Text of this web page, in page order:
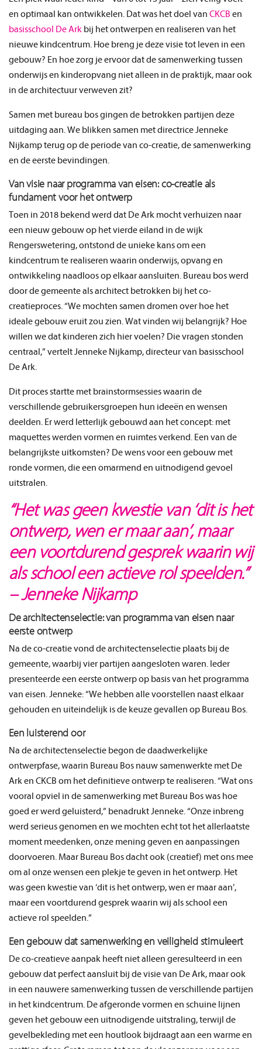
en optimaal kan ontwikkelen. Dat was het doel van CKCB en
basisschool De Ark bij het ontwerpen en realiseren van het
nieuwe kindcentrum. Hoe breng je deze visie tot leven in een
gebouw? En hoe zorg je ervoor dat de samenwerking tussen
onderwijs en kinderopvang niet alleen in de praktijk, maar ook
in de architectuur verweven zit?
Samen met bureau bos gingen de betrokken partijen deze
uitdaging aan. We blikken samen met directrice Jenneke
Nijkamp terug op de periode van co-creatie, de samenwerking
en de eerste bevindingen.
Van visie naar programma van eisen: co-creatie als
fundament voor het ontwerp
Toen in 2018 bekend werd dat De Ark mocht verhuizen naar
een nieuw gebouw op het vierde eiland in de wijk
Rengerswetering, ontstond de unieke kans om een
kindcentrum te realiseren waarin onderwijs, opvang en
ontwikkeling naadloos op elkaar aansluiten. Bureau bos werd
door de gemeente als architect betrokken bij het co-
creatieproces. “We mochten samen dromen over hoe het
ideale gebouw eruit zou zien. Wat vinden wij belangrijk? Hoe
willen we dat kinderen zich hier voelen? Die vragen stonden
centraal,” vertelt Jenneke Nijkamp, directeur van basisschool
De Ark.
Dit proces startte met brainstormsessies waarin de
verschillende gebruikersgroepen hun ideeën en wensen
deelden. Er werd letterlijk gebouwd aan het concept: met
maquettes werden vormen en ruimtes verkend. Een van de
belangrijkste uitkomsten? De wens voor een gebouw met
ronde vormen, die een omarmend en uitnodigend gevoel
uitstralen.
“Het was geen kwestie van ‘dit is het
ontwerp, wen er maar aan’, maar
een voortdurend gesprek waarin wij
als school een actieve rol speelden.”
– Jenneke Nijkamp
De architectenselectie: van programma van eisen naar
eerste ontwerp
Na de co-creatie vond de architectenselectie plaats bij de
gemeente, waarbij vier partijen aangesloten waren. Ieder
presenteerde een eerste ontwerp op basis van het programma
van eisen. Jenneke: “We hebben alle voorstellen naast elkaar
gehouden en uiteindelijk is de keuze gevallen op Bureau Bos.
Een luisterend oor
Na de architectenselectie begon de daadwerkelijke
ontwerpfase, waarin Bureau Bos nauw samenwerkte met De
Ark en CKCB om het definitieve ontwerp te realiseren. “Wat ons
vooral opviel in de samenwerking met Bureau Bos was hoe
goed er werd geluisterd,” benadrukt Jenneke. “Onze inbreng
werd serieus genomen en we mochten echt tot het allerlaatste
moment meedenken, onze mening geven en aanpassingen
doorvoeren. Maar Bureau Bos dacht ook (creatief) met ons mee
om al onze wensen een plekje te geven in het ontwerp. Het
was geen kwestie van ‘dit is het ontwerp, wen er maar aan’,
maar een voortdurend gesprek waarin wij als school een
actieve rol speelden.”
Een gebouw dat samenwerking en veiligheid stimuleert
De co-creatieve aanpak heeft niet alleen geresulteerd in een
gebouw dat perfect aansluit bij de visie van De Ark, maar ook
in een nauwere samenwerking tussen de verschillende partijen
in het kindcentrum. De afgeronde vormen en schuine lijnen
geven het gebouw een uitnodigende uitstraling, terwijl de
gevelbekleding met een houtlook bijdraagt aan een warme en